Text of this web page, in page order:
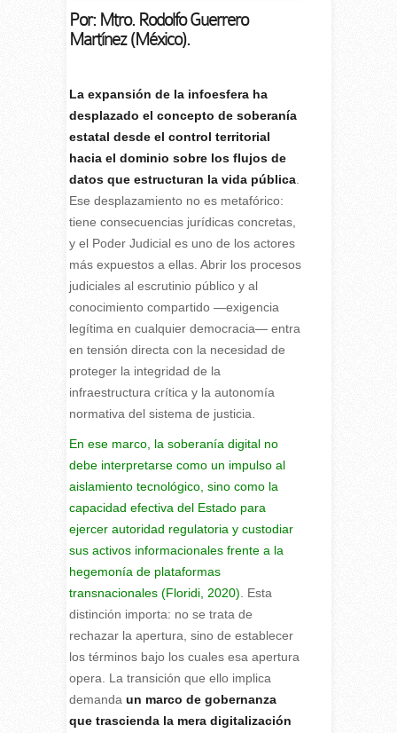
Por: Mtro. Rodolfo Guerrero
Martínez (México).
La expansión de la infoesfera ha
desplazado el concepto de soberanía
estatal desde el control territorial
hacia el dominio sobre los flujos de
datos que estructuran la vida pública.
Ese desplazamiento no es metafórico:
tiene consecuencias jurídicas concretas,
y el Poder Judicial es uno de los actores
más expuestos a ellas. Abrir los procesos
judiciales al escrutinio público y al
conocimiento compartido —exigencia
legítima en cualquier democracia— entra
en tensión directa con la necesidad de
proteger la integridad de la
infraestructura crítica y la autonomía
normativa del sistema de justicia.
En ese marco, la soberanía digital no
debe interpretarse como un impulso al
aislamiento tecnológico, sino como la
capacidad efectiva del Estado para
ejercer autoridad regulatoria y custodiar
sus activos informacionales frente a la
hegemonía de plataformas
transnacionales (Floridi, 2020) . Esta
distinción importa: no se trata de
rechazar la apertura, sino de establecer
los términos bajo los cuales esa apertura
opera. La transición que ello implica
demanda un marco de gobernanza
que trascienda la mera digitalización